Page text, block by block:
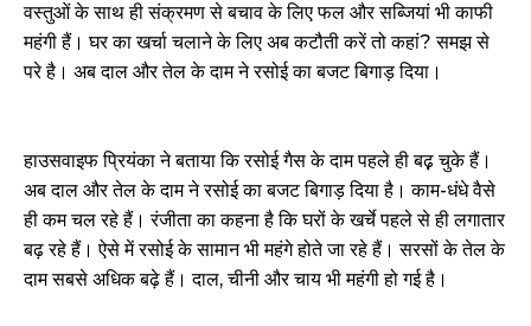
वस्तुओं के साथ ही संक्रमण से बचाव के लिए फल और सब्जियां भी काफी
महंगी हैं। घर का खर्चा चलाने के लिए अब कटौती करें तो कहां? समझ से
परे है। अब दाल और तेल के दाम ने रसोई का बजट बिगाड़ दिया।
हाउसवाइफ प्रियंका ने बताया कि रसोई गैस के दाम पहले ही बढ़़ चुके हैं।
अब दाल और तेल के दाम ने रसोई का बजट बिगाड़ दिया है। काम-धंधे वैसे
ही कम चल रहे हैं। रंजीता का कहना है कि घरों के खर्चे पहले से ही लगातार
बढ़ रहे हैं। ऐसे में रसोई के सामान भी महंगे होते जा रहे हैं। सरसों के तेल के
दाम सबसे अधिक बढ़े हैं। दाल, चीनी और चाय भी महंगी हो गई है।